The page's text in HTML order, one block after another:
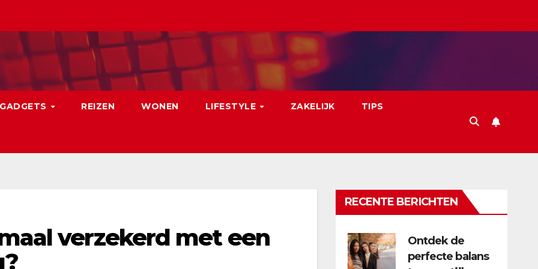
GADGETS REIZEN WONEN LIFESTYLE ZAKELIJK TIPS
verzekerd met een
RECENTE BERICHTEN
Ontdek de
perfecte balans